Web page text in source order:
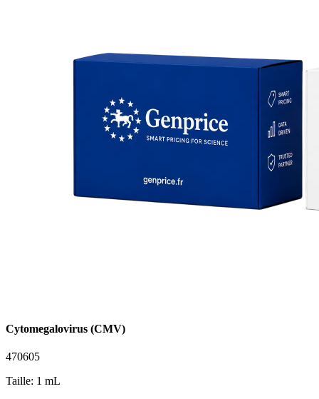
Cytomegalovirus (CMV)
470605
Taille: 1 mL